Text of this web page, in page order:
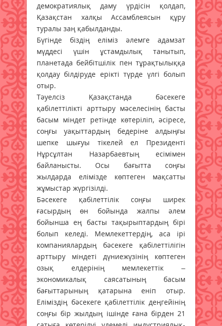
демократиялық даму үрдісін қолдап,
Қазақстан халқы Ассамблеясын құру
туралы заң қабылданды.
Бүгінде біздің еліміз әлемге адамзат
мүддесі үшін ұстамдылық танытып,
планетада бейбітшілік пен тұрақтылыққа
қолдау білдіруде ерікті түрде үлгі болып
отыр.
Тәуелсіз Қазақстанда бәсекеге
қабілеттілікті арттыру мәселесінің басты
басым міндет ретінде көтеріліп, әсіресе,
соңғы уақыттардың бедеріне алдыңғы
шепке шығуы тікелей ел Президенті
Нұрсұлтан Назарбаевтың есімімен
байланысты. Осы бағытта соңғы
жылдарда елімізде көптеген мақсатты
жұмыстар жүргізілді.
Бәсекеге қабілеттілік соңғы ширек
ғасырдың өн бойында жалпы әлем
бойынша ең басты тақырыптардың бірі
болып келеді. Мемлекеттердің, аса ірі
компаниялардың бәсекеге қабілеттілігін
арттыру міндеті дүниежүзінің көптеген
озық елдерінің мемлекеттік –
экономикалық саясатының басым
бағыттарының қатарына еніп отыр.
Еліміздің бәсекеге қабілеттілік деңгейінің
соңғы бір жылдың ішінде ғана бірден 21